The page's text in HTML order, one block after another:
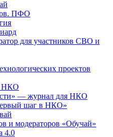
ПФО
для участников СВО и
проектов
НКО
— журнал для НКО
шаг в НКО»
и модераторов «Обучай»
4.0